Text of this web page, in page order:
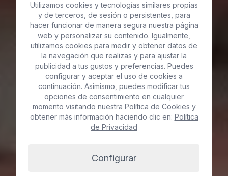
Relleno facial con
Ácido Hialurónico en
Gran Canaria
Utilizamos cookies y tecnologías similares propias
y de terceros, de sesión o persistentes, para
hacer funcionar de manera segura nuestra página
web y personalizar su contenido. Igualmente,
utilizamos cookies para medir y obtener datos de
la navegación que realizas y para ajustar la
publicidad a tus gustos y preferencias. Puedes
configurar y aceptar el uso de cookies a
continuación. Asimismo, puedes modificar tus
opciones de consentimiento en cualquier
momento visitando nuestra Política de Cookies y
obtener más información haciendo clic en: Política
de Privacidad
Configurar